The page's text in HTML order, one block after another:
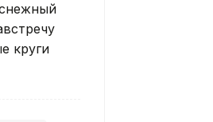
круги